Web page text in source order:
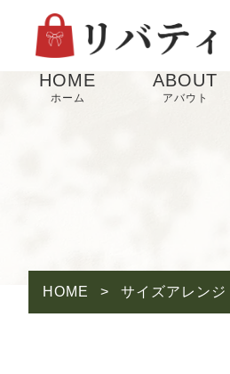
HOME
ホーム
ABOUT
アバウト
HOME > サイズアレンジ